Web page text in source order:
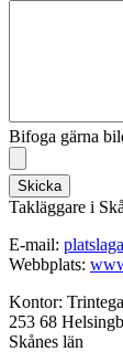
Bifoga gärna
Skicka
Takläggare i
E-mail:
Webbplats:
Kontor:
253 68
Skånes län